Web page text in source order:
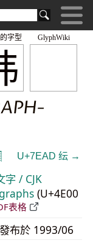
GlyphWiki
字型
U+7EAD 纭 →
字 / CJK
(U+4E00
表格
布於 1993/06